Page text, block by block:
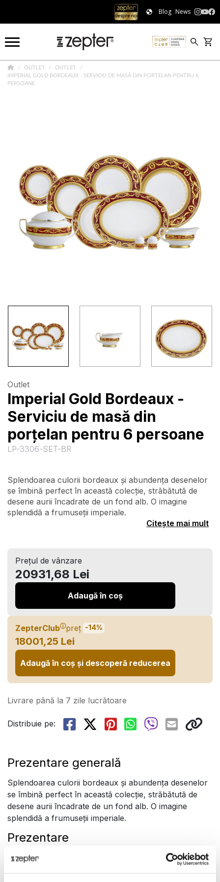
Blog News
OUTLET
OUTLET
IMPERIAL GOLD BORDEAUX - SERVICIU DE MASĂ DIN PORȚELAN PENTRU 6
PERSOANE
Outlet
Imperial Gold Bordeaux -
Serviciu de masă din
porțelan pentru 6 persoane
LP-3306-SET-BR
Splendoarea culorii bordeaux și abundența desenelor
se îmbină perfect în această colecție, străbătută de
desene aurii încadrate de un fond alb. O imagine
splendidă a frumuseții imperiale.
Citește mai mult
Prețul de vânzare
20931,68 Lei
Adaugă în coș
ZepterClubⓘpreț -14%
18001,25 Lei
Adaugă în coș și descoperă reducerea
Livrare până la 7 zile lucrătoare
Distribuie pe:
Prezentare generală
Splendoarea culorii bordeaux și abundența desenelor
se îmbină perfect în această colecție, străbătută de
desene aurii încadrate de un fond alb. O imagine
splendidă a frumuseții imperiale.
Prezentare
Serviciul de masă Imperial Gold Bordeaux din porțelan